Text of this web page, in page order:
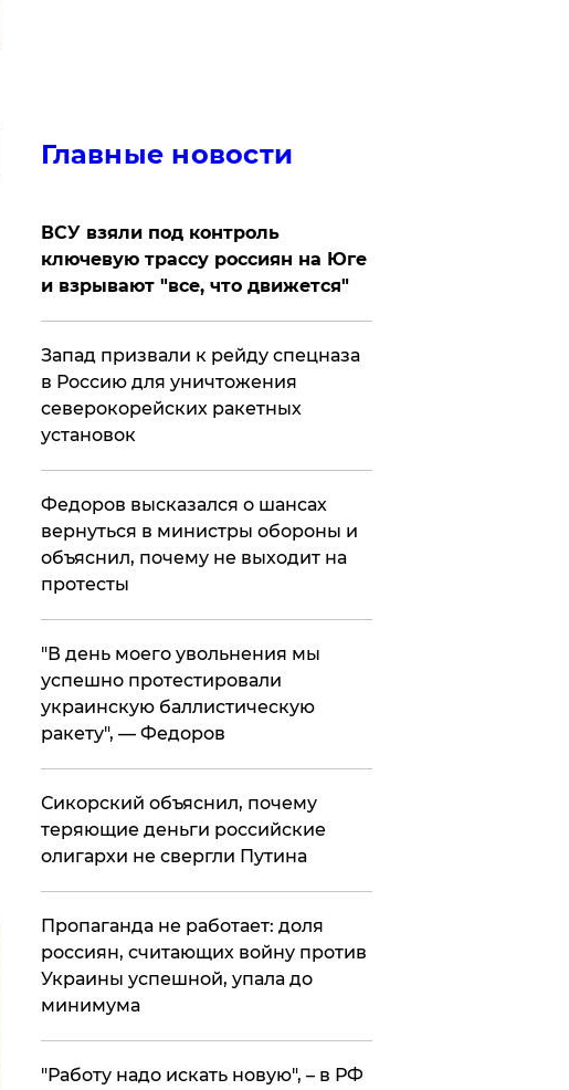
Главные новости
ВСУ взяли под контроль
ключевую трассу россиян на Юге
и взрывают "все, что движется"
Запад призвали к рейду спецназа
в Россию для уничтожения
северокорейских ракетных
установок
Федоров высказался о шансах
вернуться в министры обороны и
объяснил, почему не выходит на
протесты
​"В день моего увольнения мы
успешно протестировали
украинскую баллистическую
ракету", — Федоров
Сикорский объяснил, почему
теряющие деньги российские
олигархи не свергли Путина
​Пропаганда не работает: доля
россиян, считающих войну против
Украины успешной, упала до
минимума
"Работу надо искать новую", – в РФ